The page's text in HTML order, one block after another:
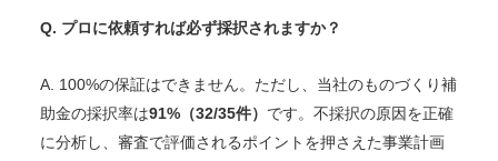
Q. プロに依頼すれば必ず採択されますか？
A. 100%の保証はできません。ただし、当社のものづくり補
助金の採択率は91%（32/35件） です。不採択の原因を正確
に分析し、審査で評価されるポイントを押さえた事業計画